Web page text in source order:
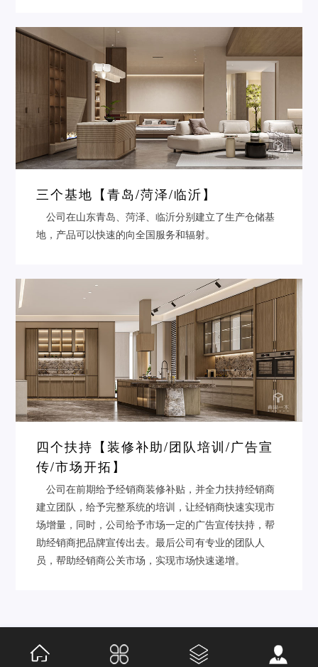
三个基地【青岛/菏泽/临沂】
公司在山东青岛、菏泽、临沂分别建立了生产仓储基
地，产品可以快速的向全国服务和辐射。
四个扶持【装修补助/团队培训/广告宣
传/市场开拓】
公司在前期给予经销商装修补贴，并全力扶持经销商
建立团队，给予完整系统的培训，让经销商快速实现市
场增量，同时，公司给予市场一定的广告宣传扶持，帮
助经销商把品牌宣传出去。最后公司有专业的团队人
员，帮助经销商公关市场，实现市场快速递增。